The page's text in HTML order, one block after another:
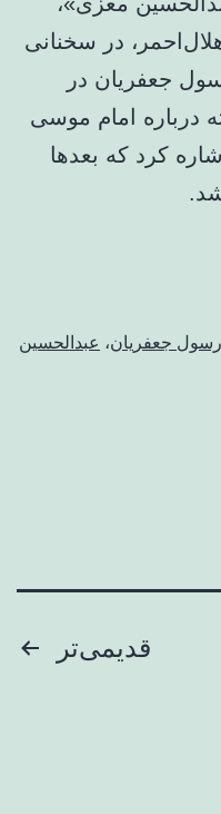
در سخنانی
جعفریان در
درباره امام موسی
کرد که بعدها
رسول جعفریان، عبدالحسین
قدیمی‌تر